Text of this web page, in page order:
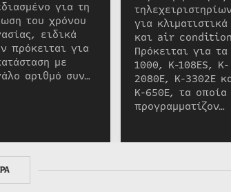
για τη
του χρόνου
ειδικά
πρόκειται για
με
αριθμό συν…
για κλιματιστικά
και air
Πρόκειται για
1000, K-108ES, K-
2080E, K-3302E
K-650E, τα οποία
προγραμματίζον…